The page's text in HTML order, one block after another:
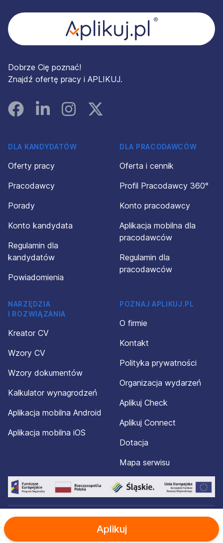
Aplikuj
Dobrze Cię poznać!
Znajdź ofertę pracy i APLIKUJ.
FacebookLinked InInstagramInstagram
DLA KANDYDATÓW
Oferty pracy
Pracodawcy
Porady
Konto kandydata
Regulamin dla
kandydatów
Powiadomienia
DLA PRACODAWCÓW
Oferta i cennik
Profil Pracodawcy 360°
Konto pracodawcy
Aplikacja mobilna dla
pracodawców
Regulamin dla
pracodawców
NARZĘDZIA
I ROZWIĄZANIA
Kreator CV
Wzory CV
Wzory dokumentów
Kalkulator wynagrodzeń
Aplikacja mobilna Android
Aplikacja mobilna iOS
POZNAJ APLIKUJ.PL
O firmie
Kontakt
Polityka prywatności
Organizacja wydarzeń
Aplikuj Check
Aplikuj Connect
Dotacja
Mapa serwisu
© 2012-2026 Aplikuj.pl®. Wszelkie prawa zastrzeżone.